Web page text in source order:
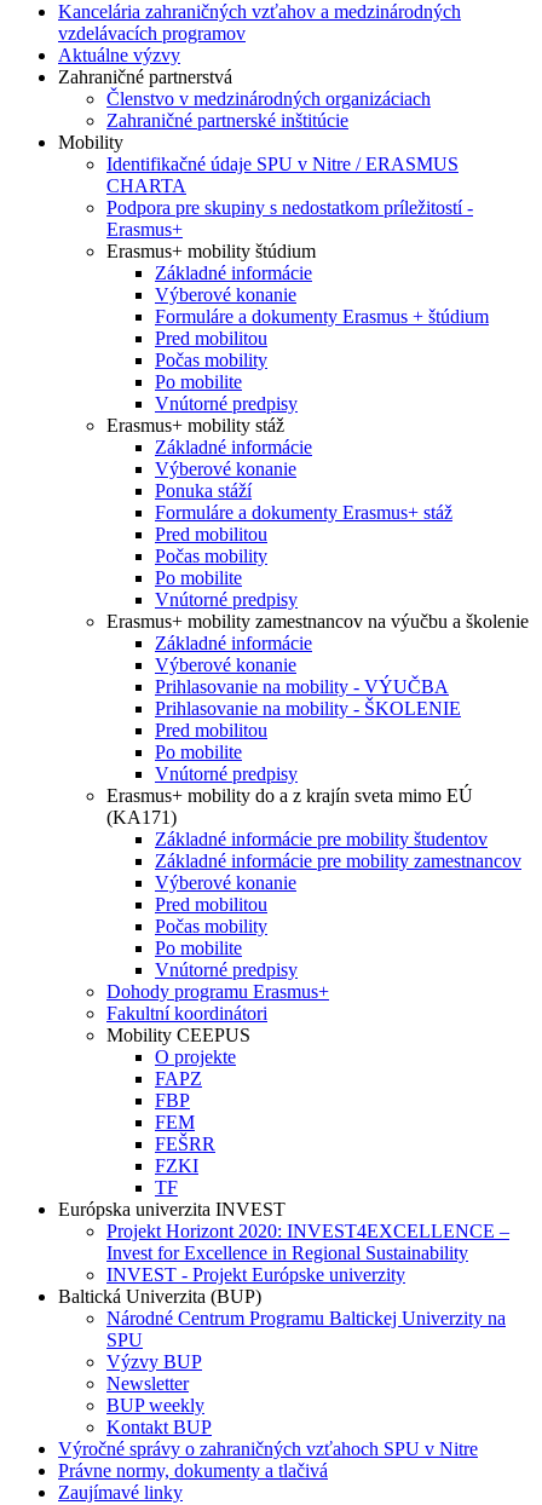
Kancelária zahraničných vzťahov a medzinárodných
vzdelávacích programov
Aktuálne výzvy
Zahraničné partnerstvá
Členstvo v medzinárodných organizáciach
Zahraničné partnerské inštitúcie
Mobility
Identifikačné údaje SPU v Nitre / ERASMUS
CHARTA
Podpora pre skupiny s nedostatkom príležitostí -
Erasmus+
Erasmus+ mobility štúdium
Základné informácie
Výberové konanie
Formuláre a dokumenty Erasmus + štúdium
Pred mobilitou
Počas mobility
Po mobilite
Vnútorné predpisy
Erasmus+ mobility stáž
Základné informácie
Výberové konanie
Ponuka stáží
Formuláre a dokumenty Erasmus+ stáž
Pred mobilitou
Počas mobility
Po mobilite
Vnútorné predpisy
Erasmus+ mobility zamestnancov na výučbu a školenie
Základné informácie
Výberové konanie
Prihlasovanie na mobility - VÝUČBA
Prihlasovanie na mobility - ŠKOLENIE
Pred mobilitou
Po mobilite
Vnútorné predpisy
Erasmus+ mobility do a z krajín sveta mimo EÚ
(KA171)
Základné informácie pre mobility študentov
Základné informácie pre mobility zamestnancov
Výberové konanie
Pred mobilitou
Počas mobility
Po mobilite
Vnútorné predpisy
Dohody programu Erasmus+
Fakultní koordinátori
Mobility CEEPUS
O projekte
FAPZ
FBP
FEM
FEŠRR
FZKI
TF
Európska univerzita INVEST
Projekt Horizont 2020: INVEST4EXCELLENCE –
Invest for Excellence in Regional Sustainability
INVEST - Projekt Európske univerzity
Baltická Univerzita (BUP)
Národné Centrum Programu Baltickej Univerzity na
SPU
Výzvy BUP
Newsletter
BUP weekly
Kontakt BUP
Výročné správy o zahraničných vzťahoch SPU v Nitre
Právne normy, dokumenty a tlačivá
Zaujímavé linky